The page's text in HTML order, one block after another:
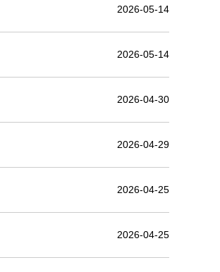
2026-05-14
2026-05-14
2026-04-30
2026-04-29
2026-04-25
2026-04-25